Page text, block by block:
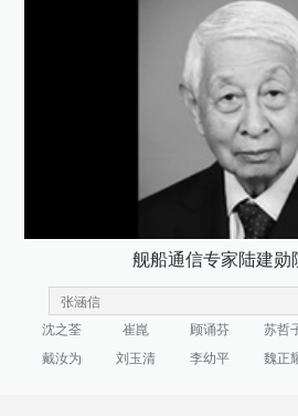
舰船通信专家陆建勋
沈之荃 崔崑 顾诵芬 苏哲
戴汝为
刘玉清 李幼平 魏正